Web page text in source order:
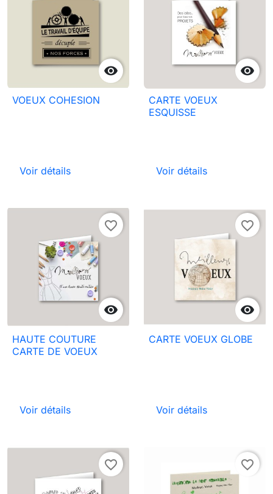

VOEUX COHESION
Voir détails

CARTE VOEUX
ESQUISSE
Voir détails

favorite_border
HAUTE COUTURE
CARTE DE VOEUX
Voir détails

favorite_border
CARTE VOEUX GLOBE
Voir détails
favorite_border favorite_border